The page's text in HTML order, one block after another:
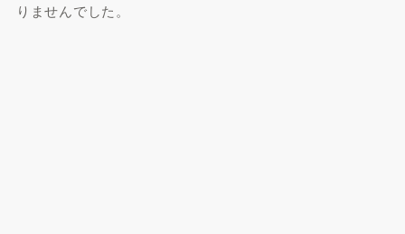
りませんでした。